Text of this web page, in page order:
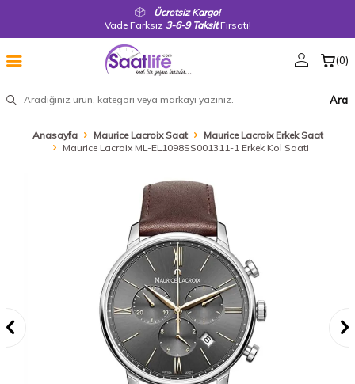
Ücretsiz Kargo!
Vade Farksız 3-6-9 TaksitFırsatı!
Ara
(0)
Anasayfa Maurice Lacroix Saat
Maurice Lacroix Erkek Saat
Maurice Lacroix ML-EL1098SS001311-1 Erkek Kol Saati